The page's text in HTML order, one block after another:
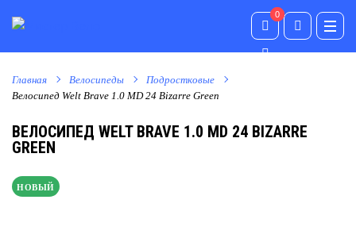
0
0
Главная Велосипеды
Подростковые
Велосипед Welt Brave 1.0 MD 24 Bizarre Green
ВЕЛОСИПЕД WELT BRAVE 1.0 MD 24 BIZARRE
GREEN
НОВЫЙ